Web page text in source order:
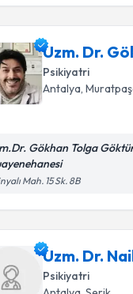
Uzm. Dr.
Psikiyatri
Antalya ,
Gökhan Tolga
Mah. 15 Sk. 8B
Uzm. Dr.
Psikiyatri